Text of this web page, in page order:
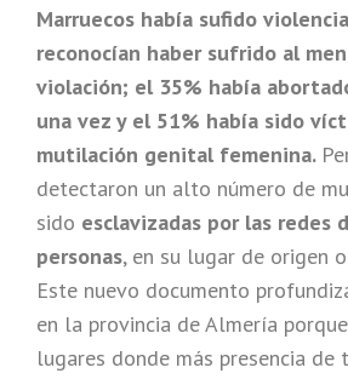
Marruecos había sufido
reconocían haber sufrido al
violación; el 35% había
una vez y el 51% había sido
mutilación genital femenina.
detectaron un alto número de
sido esclavizadas por las redes
personas, en su lugar de origen
Este nuevo documento
en la provincia de Almería
lugares donde más presencia